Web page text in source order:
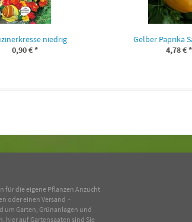
niedrig
0,90 €*
Gelber Paprika
4,78 €*
für die eigene Pflanzen Anzucht
oder einen Versand -
um Garten, Grünanlagen und
hier auf Gartensaaten sind Sie